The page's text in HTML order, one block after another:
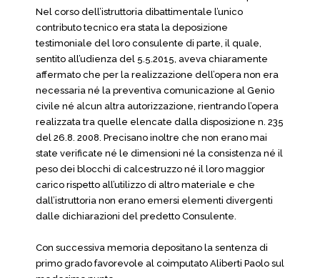
Nel corso dell’istruttoria dibattimentale l’unico
contributo tecnico era stata la deposizione
testimoniale del loro consulente di parte, il quale,
sentito all’udienza del 5.5.2015, aveva chiaramente
affermato che per la realizzazione dell’opera non era
necessaria né la preventiva comunicazione al Genio
civile né alcun altra autorizzazione, rientrando l’opera
realizzata tra quelle elencate dalla disposizione n. 235
del 26.8. 2008. Precisano inoltre che non erano mai
state verificate né le dimensioni né la consistenza né il
peso dei blocchi di calcestruzzo né il loro maggior
carico rispetto all’utilizzo di altro materiale e che
dall’istruttoria non erano emersi elementi divergenti
dalle dichiarazioni del predetto Consulente.
Con successiva memoria depositano la sentenza di
primo grado favorevole al coimputato Aliberti Paolo sul